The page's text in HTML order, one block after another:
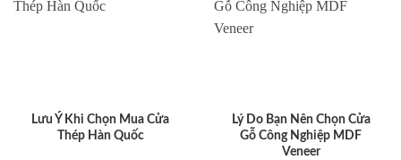
Lưu Ý Khi Chọn Mua Cửa
Thép Hàn Quốc
Lý Do Bạn Nên Chọn Cửa
Gỗ Công Nghiệp MDF
Veneer